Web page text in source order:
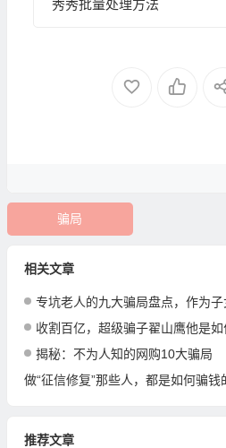
秀秀批量处理方法
骗局
相关文章
专坑老人的九大骗局盘点，作为
收割百亿，超级骗子翟山鹰他是
揭秘：不为人知的网购10大骗局
做“征信修复”那些人，都是如何骗钱
推荐文章